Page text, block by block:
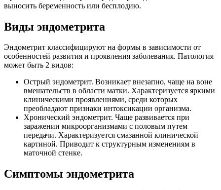
выносить беременность или бесплодию.
Виды эндометрита
Эндометрит классифицируют на формы в зависимости от
особенностей развития и проявления заболевания. Патология
может быть 2 видов:
Острый эндометрит. Возникает внезапно, чаще на воне
вмешательств в области матки. Характеризуется яркими
клиническими проявлениями, среди которых
преобладают признаки интоксикации организма.
Хронический эндометрит. Чаще развивается при
заражении микроорганизмами с половым путем
передачи. Характеризуется смазанной клинической
картиной. Приводит к структурным изменениям в
маточной стенке.
Симптомы эндометрита